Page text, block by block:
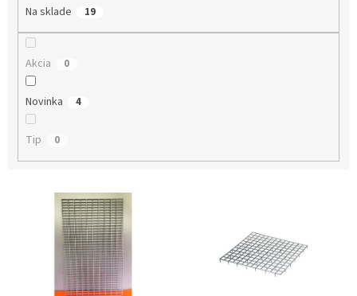
Na sklade 19
Akcia 0
Novinka 4
Tip 0